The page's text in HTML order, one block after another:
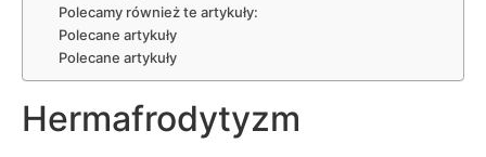
Polecamy również te artykuły:
Polecane artykuły
Polecane artykuły
Hermafrodytyzm